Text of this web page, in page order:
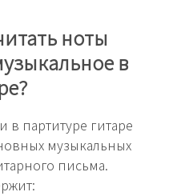
ноты
в
партитуре гитаре
музыкальных
письма.